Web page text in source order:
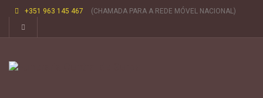
+351 963 145 467 (CHAMADA PARA A REDE MÓVEL NACIONAL)